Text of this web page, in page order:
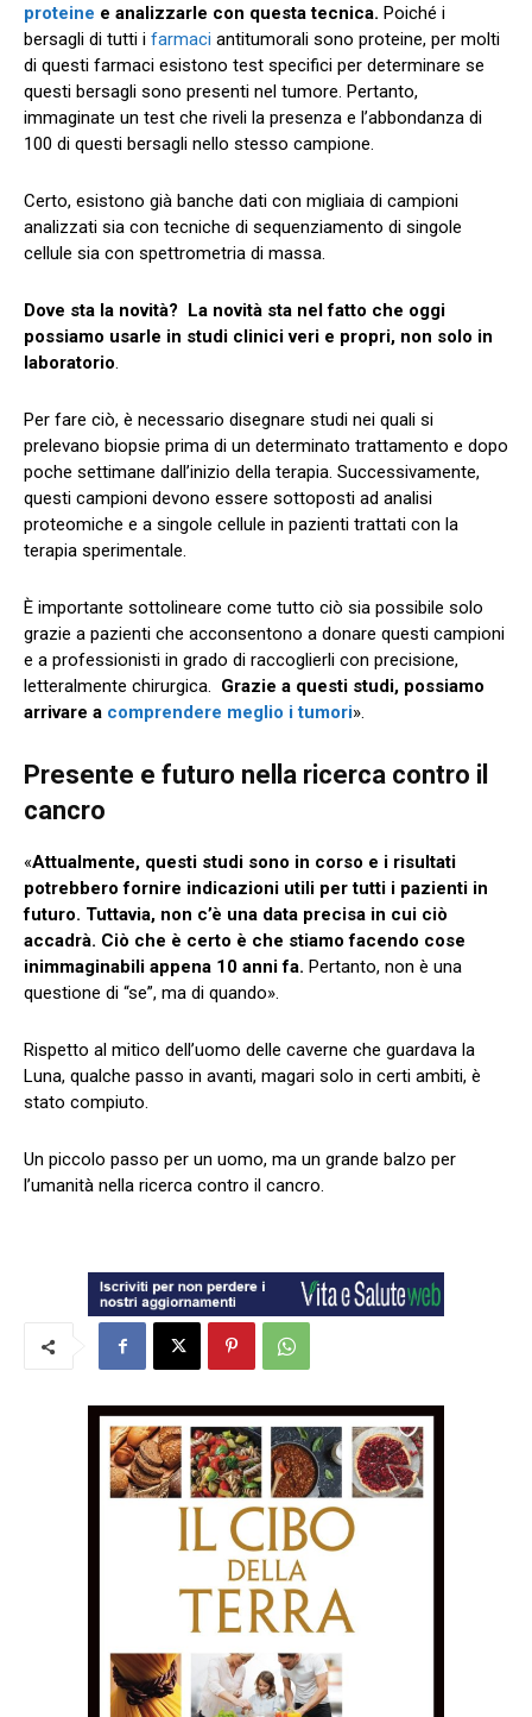
proteine e analizzarle con questa tecnica. Poiché i
bersagli di tutti i farmaci antitumorali sono proteine, per molti
di questi farmaci esistono test specifici per determinare se
questi bersagli sono presenti nel tumore. Pertanto,
immaginate un test che riveli la presenza e l’abbondanza di
100 di questi bersagli nello stesso campione.
Certo, esistono già banche dati con migliaia di campioni
analizzati sia con tecniche di sequenziamento di singole
cellule sia con spettrometria di massa.
Dove sta la novità? La novità sta nel fatto che oggi
possiamo usarle in studi clinici veri e propri, non solo in
laboratorio.
Per fare ciò, è necessario disegnare studi nei quali si
prelevano biopsie prima di un determinato trattamento e dopo
poche settimane dall’inizio della terapia. Successivamente,
questi campioni devono essere sottoposti ad analisi
proteomiche e a singole cellule in pazienti trattati con la
terapia sperimentale.
È importante sottolineare come tutto ciò sia possibile solo
grazie a pazienti che acconsentono a donare questi campioni
e a professionisti in grado di raccoglierli con precisione,
letteralmente chirurgica. Grazie a questi studi, possiamo
arrivare a comprendere meglio i tumori».
Presente e futuro nella ricerca contro il
cancro
«Attualmente, questi studi sono in corso e i risultati
potrebbero fornire indicazioni utili per tutti i pazienti in
futuro. Tuttavia, non c’è una data precisa in cui ciò
accadrà. Ciò che è certo è che stiamo facendo cose
inimmaginabili appena 10 anni fa. Pertanto, non è una
questione di “se”, ma di quando».
Rispetto al mitico dell’uomo delle caverne che guardava la
Luna, qualche passo in avanti, magari solo in certi ambiti, è
stato compiuto.
Un piccolo passo per un uomo, ma un grande balzo per
l’umanità nella ricerca contro il cancro.